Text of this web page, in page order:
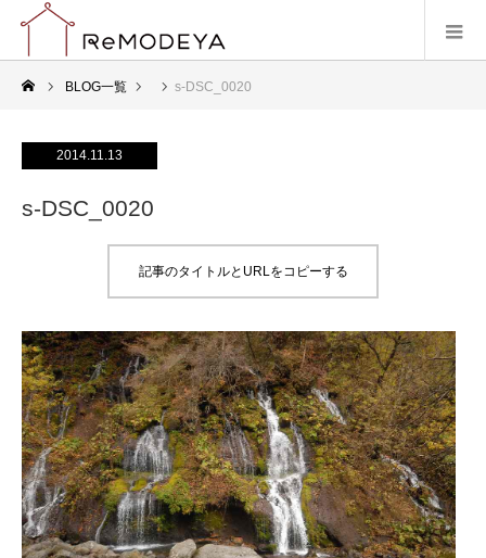
BLOG一覧 s-DSC_0020
2014.11.13
s-DSC_0020
記事のタイトルとURLをコピーする